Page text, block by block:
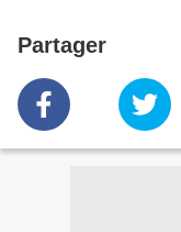
Partager